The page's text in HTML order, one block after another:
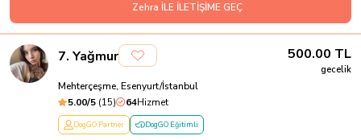
Zehra İLE İLETİŞİME GEÇ
7. Yağmur 500.00 TL
gecelik
Mehterçeşme, Esenyurt/İstanbul
5.00/5 (15) 64Hizmet
DogGO Partner DogGO Eğitimli